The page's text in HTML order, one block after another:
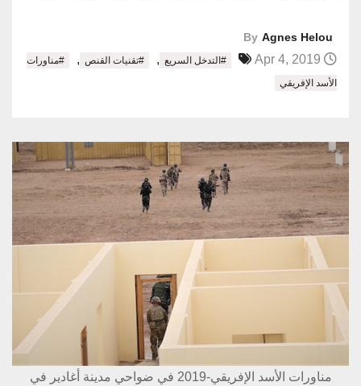
By Agnes Helou
#التدخل السريع , #تقنيات القنص ,
#مناورات
الأسد الإفريقي
مناورات الأسد الإفريقي-2019 في ضواحي مدينة أغادير في